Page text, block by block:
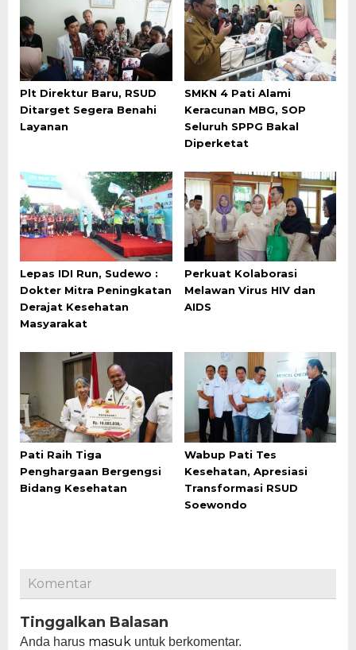
Plt Direktur Baru, RSUD
Ditarget Segera Benahi
Layanan
SMKN 4 Pati Alami
Keracunan MBG, SOP
Seluruh SPPG Bakal
Diperketat
Lepas IDI Run, Sudewo :
Dokter Mitra Peningkatan
Derajat Kesehatan
Masyarakat
Perkuat Kolaborasi
Melawan Virus HIV dan
AIDS
Pati Raih Tiga
Penghargaan Bergengsi
Bidang Kesehatan
Wabup Pati Tes
Kesehatan, Apresiasi
Transformasi RSUD
Soewondo
Komentar
Tinggalkan Balasan
Anda harus masuk untuk berkomentar.